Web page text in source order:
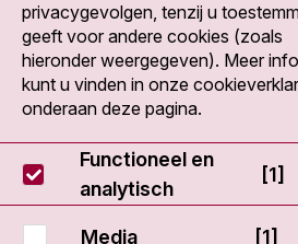
© 2026 - Antoni van
privacygevolgen, tenzij u
geeft voor andere cookies (zoals
hieronder weergegeven). Meer
kunt u vinden in onze
onderaan deze pagina.
Functioneel en
analytisch
[1]
Media [1]